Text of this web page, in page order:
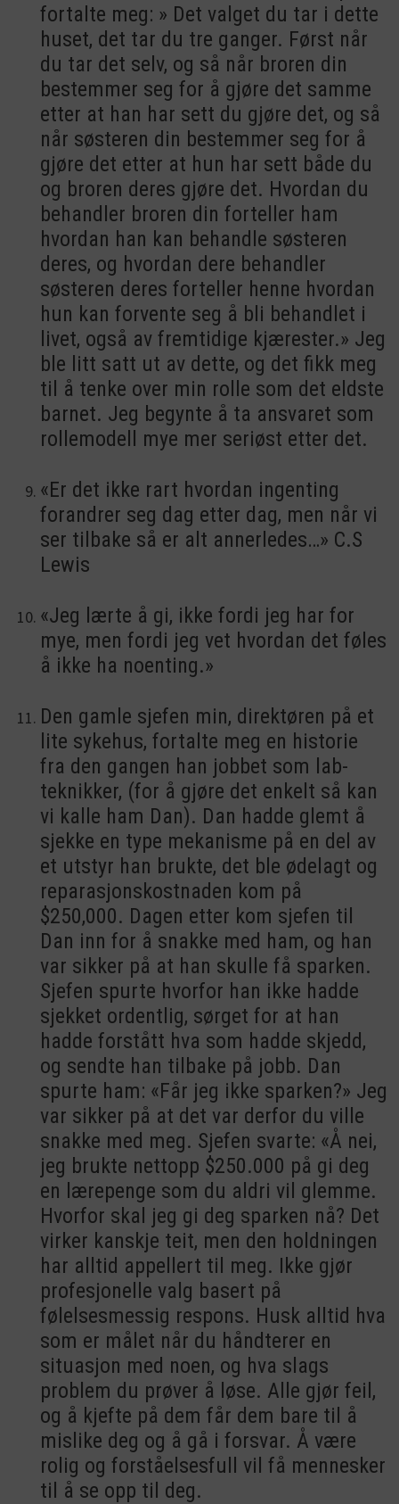
fortalte meg: » Det valget du tar i dette
huset, det tar du tre ganger. Først når
du tar det selv, og så når broren din
bestemmer seg for å gjøre det samme
etter at han har sett du gjøre det, og så
når søsteren din bestemmer seg for å
gjøre det etter at hun har sett både du
og broren deres gjøre det. Hvordan du
behandler broren din forteller ham
hvordan han kan behandle søsteren
deres, og hvordan dere behandler
søsteren deres forteller henne hvordan
hun kan forvente seg å bli behandlet i
livet, også av fremtidige kjærester.» Jeg
ble litt satt ut av dette, og det fikk meg
til å tenke over min rolle som det eldste
barnet. Jeg begynte å ta ansvaret som
rollemodell mye mer seriøst etter det.
«Er det ikke rart hvordan ingenting
forandrer seg dag etter dag, men når vi
ser tilbake så er alt annerledes…» C.S
Lewis
«Jeg lærte å gi, ikke fordi jeg har for
mye, men fordi jeg vet hvordan det føles
å ikke ha noenting.»
Den gamle sjefen min, direktøren på et
lite sykehus, fortalte meg en historie
fra den gangen han jobbet som lab-
teknikker, (for å gjøre det enkelt så kan
vi kalle ham Dan). Dan hadde glemt å
sjekke en type mekanisme på en del av
et utstyr han brukte, det ble ødelagt og
reparasjonskostnaden kom på
$250,000. Dagen etter kom sjefen til
Dan inn for å snakke med ham, og han
var sikker på at han skulle få sparken.
Sjefen spurte hvorfor han ikke hadde
sjekket ordentlig, sørget for at han
hadde forstått hva som hadde skjedd,
og sendte han tilbake på jobb. Dan
spurte ham: «Får jeg ikke sparken?» Jeg
var sikker på at det var derfor du ville
snakke med meg. Sjefen svarte: «Å nei,
jeg brukte nettopp $250.000 på gi deg
en lærepenge som du aldri vil glemme.
Hvorfor skal jeg gi deg sparken nå? Det
virker kanskje teit, men den holdningen
har alltid appellert til meg. Ikke gjør
profesjonelle valg basert på
følelsesmessig respons. Husk alltid hva
som er målet når du håndterer en
situasjon med noen, og hva slags
problem du prøver å løse. Alle gjør feil,
og å kjefte på dem får dem bare til å
mislike deg og å gå i forsvar. Å være
rolig og forståelsesfull vil få mennesker
til å se opp til deg.